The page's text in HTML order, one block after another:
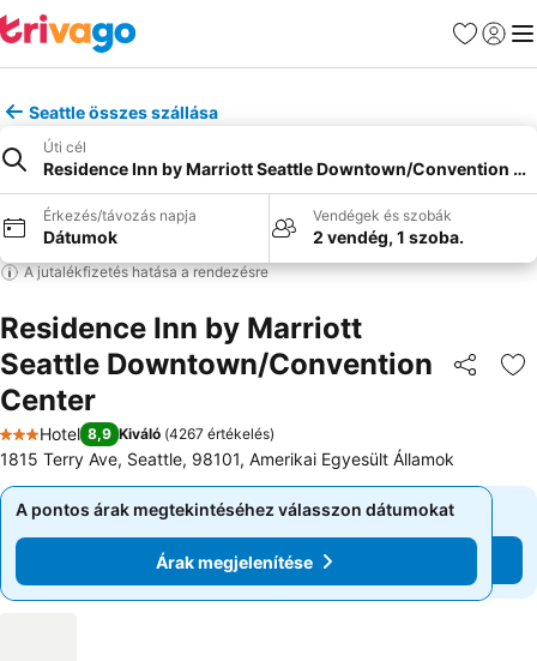
Kedvencek
Seattle összes szállása
Úti cél
Residence Inn by Marriott Seattle Downtown/Convention
Érkezés/távozás napja
Dátumok
Vendégek és szobák
2 vendég, 1 szoba.
A jutalékfizetés hatása a rendezésre
Residence Inn by Marriott
Seattle Downtown/Convention
Center
3 Kategória
Hotel 8,9 Kiváló (4267 értékelés)
1815 Terry Ave, Seattle, 98101, Amerikai Egyesült Államok
A pontos árak megtekintéséhez válasszon dátumokat
Árak megjelenítése
A pontos árak megtekintéséhez válasszon dátumokat
Árak megjelenítése